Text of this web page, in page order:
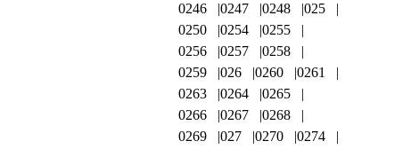
0246
0247 0248
025
0250
0254
0255
0256
0257
0258
0259
026 0260
0261
0263
0264
0265
0266
0267
0268
0269
027 0270
0274